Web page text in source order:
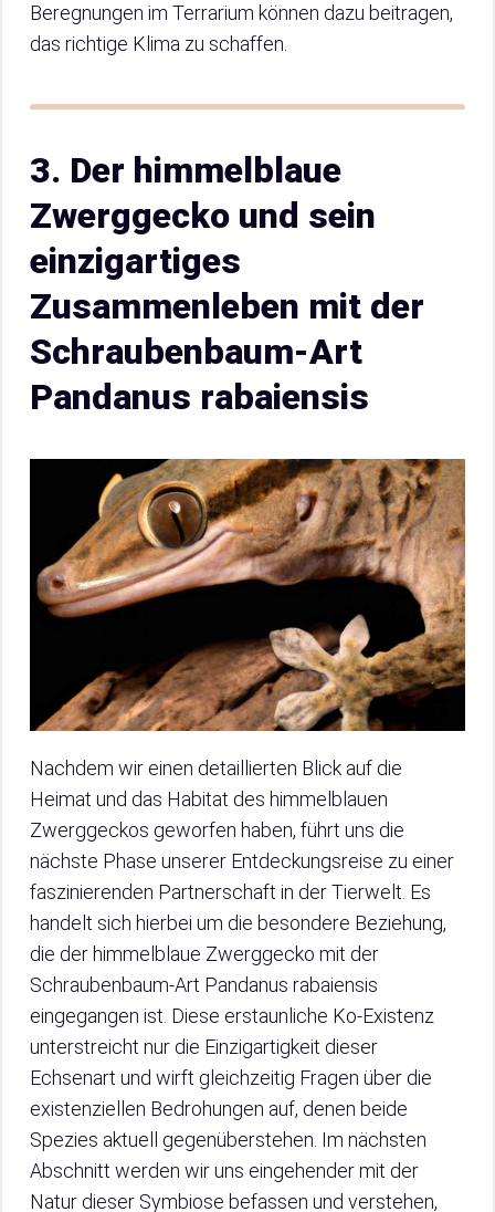
Beregnungen im Terrarium können dazu beitragen,
das richtige Klima zu schaffen.
3. Der himmelblaue
Zwerggecko und sein
einzigartiges
Zusammenleben mit der
Schraubenbaum-Art
Pandanus rabaiensis
Nachdem wir einen detaillierten Blick auf die
Heimat und das Habitat des himmelblauen
Zwerggeckos geworfen haben, führt uns die
nächste Phase unserer Entdeckungsreise zu einer
faszinierenden Partnerschaft in der Tierwelt. Es
handelt sich hierbei um die besondere Beziehung,
die der himmelblaue Zwerggecko mit der
Schraubenbaum-Art Pandanus rabaiensis
eingegangen ist. Diese erstaunliche Ko-Existenz
unterstreicht nur die Einzigartigkeit dieser
Echsenart und wirft gleichzeitig Fragen über die
existenziellen Bedrohungen auf, denen beide
Spezies aktuell gegenüberstehen. Im nächsten
Abschnitt werden wir uns eingehender mit der
Natur dieser Symbiose befassen und verstehen,